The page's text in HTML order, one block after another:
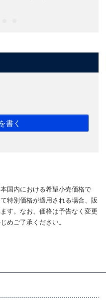
書く
国内における希望小売価格で
特別価格が適用される場合、販
す。なお、価格は予告なく変更
めご了承ください。